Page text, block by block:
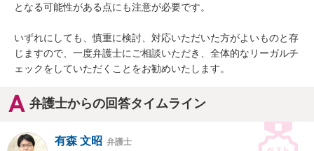
となる可能性がある点にも注意が必要です。
いずれにしても、慎重に検討、対応いただいた方がよいものと存
じますので、一度弁護士にご相談いただき、全体的なリーガルチ
ェックをしていただくことをお勧めいたします。
弁護士からの回答タイムライン
有森 文昭 弁護士